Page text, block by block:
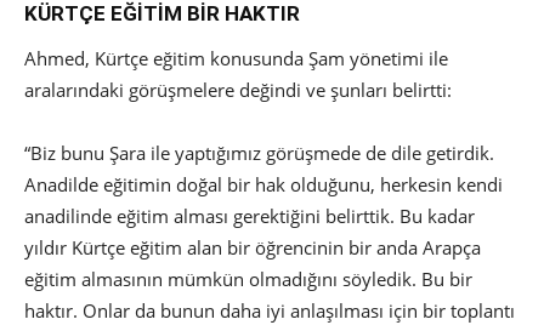
KÜRTÇE EĞİTİM BİR HAKTIR
Ahmed, Kürtçe eğitim konusunda Şam yönetimi ile
aralarındaki görüşmelere değindi ve şunları belirtti:
“Biz bunu Şara ile yaptığımız görüşmede de dile getirdik.
Anadilde eğitimin doğal bir hak olduğunu, herkesin kendi
anadilinde eğitim alması gerektiğini belirttik. Bu kadar
yıldır Kürtçe eğitim alan bir öğrencinin bir anda Arapça
eğitim almasının mümkün olmadığını söyledik. Bu bir
haktır. Onlar da bunun daha iyi anlaşılması için bir toplantı